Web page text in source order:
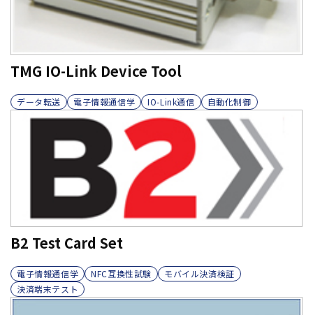
TMG IO-Link Device Tool
データ転送 電子情報通信学 IO-Link通信 自動化制御
B2 Test Card Set
電子情報通信学 NFC互換性試験
モバイル決済検証
決済端末テスト